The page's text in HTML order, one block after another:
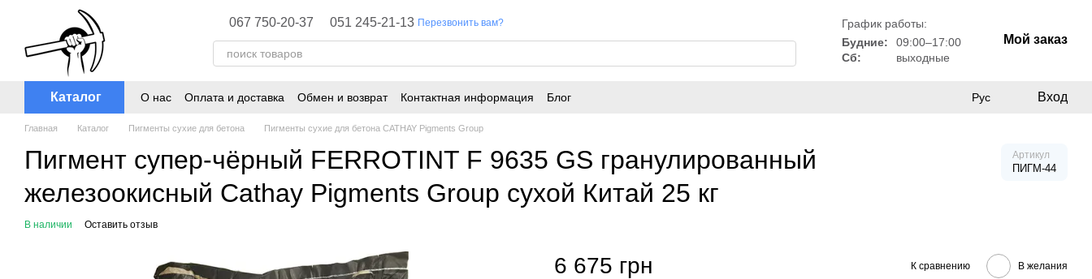
Перейти к основному контенту
067 750-20-37 051 245-21-13 Перезвонить вам?
График работы:
Будние:
09:00–17:00
Сб:
выходные
Мой заказ
Каталог О нас Оплата и доставка Обмен и возврат Контактная информация Блог Рус Вход
Главная Каталог Пигменты сухие для бетона Пигменты сухие для бетона CATHAY Pigments Group
Пигмент супер-чёрный FERROTINT F 9635 GS гранулированный
железоокисный Cathay Pigments Group сухой Китай 25 кг
Артикул
ПИГМ-44
В наличии Оставить отзыв
6 675 грн К сравнению В желания